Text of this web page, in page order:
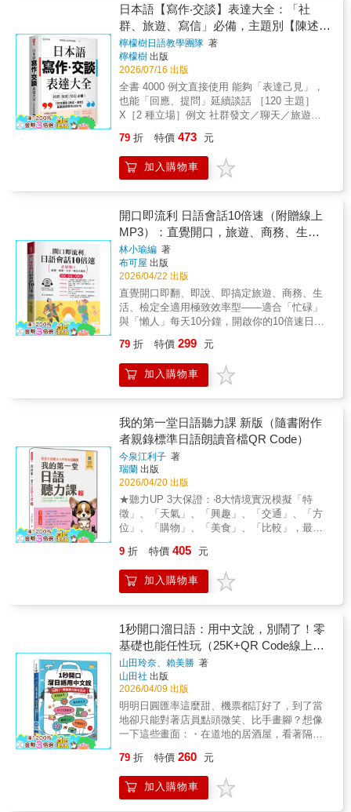
中大戰好幾回合！再次力邀耽美界傳說繪師
「小黑豹」老師。不僅有溫馨的「摸頭殺」或
是在聖誕樹前頭碰頭呼氣，還有更激情（基
情？）像是床上抱睡、撒嬌的靚（禁？）圖，
絕對瞬間點燃你內心深藏已久的學習慾望！特
色三：好瓜一直嗑，劇情高潮不斷的日語聽力
書！當年下攻的允晨向大叔受的Tiger老師告白
之後，突然出現了一位與Tiger老師有很多共通
同事是有什麼目的呢？而他的出現，是對允晨
的威脅還是對Tiger老師的誘惑呢？透過一幕幕
的劇情推進，讓你在聽力學習上，渾身充滿吃
瓜（？）認真答題的動力！特色四：超仿真！
激似正統日語檢定聽解考題模式！每篇聽力題
目的第一部分「直接挑戰」是仿照JLPT聽解題
型所設計的版型。題目與對話內容必須完全依
靠「聽」與「重點筆記」的能力來答題。因此
特別設計筆記頁讓大家養成隨時筆記的習慣。
第二部分的「深入學習」則是收錄完整30篇聽
力題目的逐字稿，搭配「中譯」與「相關背
景」來鞏固日語會話的語感與邏輯。前作
《BLPT耽美日語文法檢定》在腐圈大受歡迎！
因此推出第二彈「聽解對策」！不管是誤闖叢
林的小白兔，還是經驗豐富的老司機，只要你
願意進入BLPT 耽美日語檢定的世界，你就會
發現，學習日語，原來也可以這麼酥麻、這麼
歡快、這麼美好......這絕對是全世界最甜、最
（ezcourse.com.tw）提供。購書讀者須註冊會
員、完成信箱認證、並完成書籍問答認證的免
費訂閱程序後，即可免費收聽音檔。音檔限本
人使用，請勿轉載或提供他人。
造的日語學習教材。讓你從聽力的學習，昇華
到男分男捨的聲音饗宴，以此鍛鍊自我，在腐
界登峰造極！ 第一部分是模仿日檢考題的「直
接挑戰」，考生們能夠給自己打一個預防針，
模擬檢定上遇到男題時的臨場反應。第二部分
則是附上酥麻的日文會話內容，搭配中文翻譯
與相關劇情（必備姿勢？）一起享用，最後以
延伸例句與重點單字穩固日文的表達技巧。想
必能將充滿愛意的腐味日語牢牢地刻在腦海，
在現實中也能秀個幾句，提升自己在腐圈的威
讓耳朵直接懷孕！ 小孩子才做選擇！不管是想
體驗一本正經的標準語腔調朗讀著「放我下
來」，還是想聆聽聲優禁慾地說出「不要碰那
二：挑戰道德底線的火熱插圖，讓角色在腦中
大戰好幾回合！ 再次力邀耽美界傳說繪師「小
黑豹」老師。不僅有溫馨的「摸頭殺」或是在
聖誕樹前頭碰頭呼氣，還有更激情（基情？）
像是床上抱睡、撒嬌的靚（禁？）圖，絕對瞬
間點燃你內心深藏已久的學習慾望！ 特色三：
好瓜一直嗑，劇情高潮不斷的日語聽力書！ 當
年下攻的允晨向大叔受的Tiger老師告白之後，
事小鳥遊。究竟這位有著天然屬性的新同事是
還是對Tiger老師的誘惑呢？透過一幕幕的劇情
推進，讓你在聽力學習上，渾身充滿吃瓜
（？）認真答題的動力！ 特色四：超仿真！激
似正統日語檢定聽解考題模式！ 每篇聽力題目
的第一部分「直接挑戰」是仿照JLPT聽解題型
所設計的版型。題目與對話內容必須完全依靠
「聽」與「重點筆記」的能力來答題。因此特
別設計筆記頁讓大家養成隨時筆記的習慣。第
二部分的「深入學習」則是收錄完整30篇聽力
題目的逐字稿，搭配「中譯」與「相關背景」
來鞏固日語會話的語感與邏輯。 前作《BLPT
耽美日語文法檢定》在腐圈大受歡迎！因此推
出第二彈「聽解對策」！不管是誤闖叢林的小
白兔，還是經驗豐富的老司機，只要你願意進
入BLPT 耽美日語檢定的世界，你就會發現，
學習日語，原來也可以這麼酥麻、這麼歡快、
學的你。 ＊本書音檔由EZ Course平台
（ezcourse.com.tw）提供。購書讀者須註冊會
員、完成信箱認證、並完成書籍問答認證的免
費訂閱程序後，即可免費收聽音檔。音檔限本
人使用，請勿轉載或提供他人。
日本語【寫作‧交談】表達大全：「社
群、旅遊、寫信」必備，主題別【陳述、
提問】延展話題實用 4000 句（附東京音
朗讀QR碼線上音檔）
檸檬樹日語教學團隊 著
檸檬樹 出版
2026/07/16 出版
全書 4000 例文直接使用 能夠「表達己見」，
也能「回應、提問」延續談話 ［120 主題］
X［2 種立場］例文 社群發文／聊天／旅遊會
のも、話すのも、この一冊！ 伝えたいことが
すぐに見つかる！
79 折 特價 473 元
加入購物車
開口即流利 日語會話10倍速（附贈線上
MP3）：直覺開口，旅遊、商務、生
活、檢定全適用。
林小瑜編 著
布可屋 出版
2026/04/22 出版
直覺開口即翻、即說、即搞定旅遊、商務、生
活、檢定全適用極致效率型——適合「忙碌」
與「懶人」每天10分鐘，開啟你的10倍速日語
應急，對話隨取隨用。◆商務洽談？自我介
紹、接聽電話、會議應對，展現職人專業感。
◆準備檢定？聽力不再是難關，說得出來，就
去旅行要問路、談生意要排場，全在這一本◆
神級救援：生病、迷路、談判、拒絕？翻開這
本，3秒內救你一命◆直接打臉：會考N1不代表
會說話！這本不教贅字文法，只教肌肉記憶◆
暴力代換：別背了！只要換個名詞，一個句型
就能噴出50種對話◆快到不科學：10倍速不是
口號！精選商務、旅遊最核心765句，幫你省下
90%的無效學習【極速流利，打造最強日語
腦】◆高效日語進化論：10倍速練就商務、旅
遊、檢定的核心會話力◆日語口說極速進化：
日語10倍速：從基本寒暄，到商務談判的萬用
應對術【我不教你「學日文」，我教你如何
「直接開口說」】◆別再用「腦袋翻譯」！難
句，旅遊、商務、面試，開口就是日本味◆拋
棄傳統教科書!51個全實戰場景，即翻、即說、
即搞定◆口袋裡的日語翻譯：針對「疑難雜
症」特別設計，它是你的書，更是你的危急保
命符【超簡單！日語實力10倍速成長】◆不管
您是到日本旅遊、商務、留學、訪友，或是在
國內與日籍人士洽談商務、接待友人，本書都
可以派得上用場。◆當您在使用日語時，可能
這時您可以拿起本書，照著本書所提供的應急
解。◆別讓猶豫卡住你的口說！不用死背文
法，只需「公式代換」，讓你的日語表達力瞬
79 折 特價 299 元
加入購物車
我的第一堂日語聽力課 新版（隨書附作
者親錄標準日語朗讀音檔QR Code）
今泉江利子 著
瑞蘭 出版
2026/04/20 出版
★聽力UP 3大保證：‧8大情境實況模擬「特
徵」、「天氣」、「興趣」、「交通」、「方
位」、「購物」、「美食」、「比較」，最實
6大步驟增強實力學習重點→語彙→句型→聽力
→練習→檢核，循序漸進學習，保證聽、說、
讀、寫一起增強！‧音檔完全教學收錄全書所有
權威──今泉江利子老師一手打造、深受好評的
《我的第一堂日語聽力課》，新版隆重登場！
本書專為日語初學者與已有基礎程度學習者設
計，亦適用於準備新日檢N5、N4「聽解」科目
之考生！全書透過「特徵、天氣、興趣、交
通、方位、購物、餐飲、比較」等8大聽力必涉
及之主題，以「學習目標→語彙→句型→聽力
→練習」之系統化訓練，帶領學習者逐步培養
與鞏固日語語感，打造即時理解與反應日語的
能力！想要日語聽力變好嗎？本書絕對不容錯
溝通？ 然而日語學了這麼久，單字背了、句型
讀了，還是聽不懂日本人在說什麼？為此，想
9 折 特價 405 元
加入購物車
1秒開口溜日語：用中文說，別鬧了！零
基礎也能任性玩（25K+QR Code線上音
檔）
山田玲奈、賴美勝 著
山田社 出版
2026/04/09 出版
明明日圓匯率這麼甜、機票都訂好了，到了當
地卻只能對著店員點頭微笑、比手畫腳？想像
一下這些畫面：・在道地的居酒屋，看著隔壁
的照片說「這個、這個」？・在藥妝店找到了
夢幻逸品，卻看不懂包裝上的「外用」還是
「內服」，只好默默放回去？・在飯店櫃檯想
79 折 特價 260 元
加入購物車